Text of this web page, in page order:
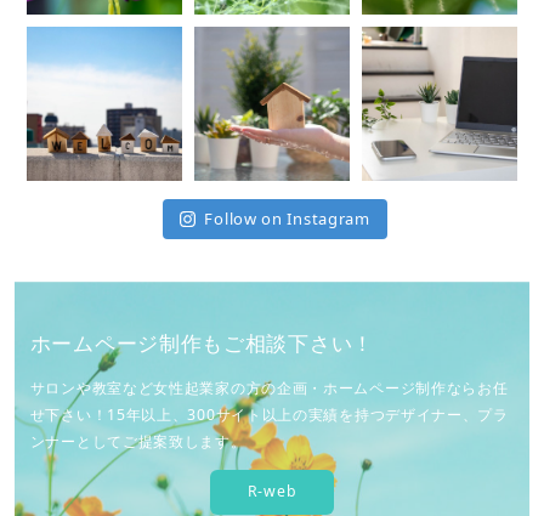
Follow on Instagram
ホームページ制作もご相談下さい！
サロンや教室など女性起業家の方の企画・ホームページ制作ならお任
せ下さい！15年以上、300サイト以上の実績を持つデザイナー、プラ
ンナーとしてご提案致します。
R-web